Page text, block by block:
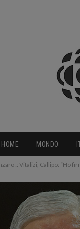
HOME MONDO
:: Vitalizi, Callipo: “Ho